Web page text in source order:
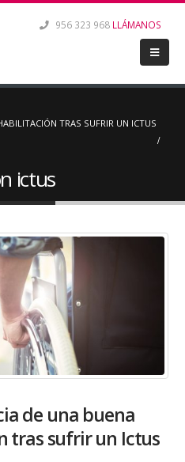
956 323 968 LLÁMANOS
TRAS SUFRIR UN ICTUS
ictus
de una buena
tras sufrir un Ictus